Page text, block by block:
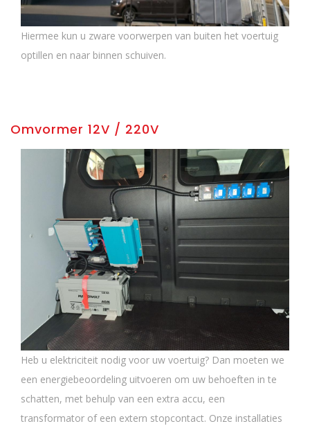
Hiermee kun u zware voorwerpen van buiten het voertuig
optillen en naar binnen schuiven.
Omvormer 12V / 220V
Heb u elektriciteit nodig voor uw voertuig? Dan moeten we
een energiebeoordeling uitvoeren om uw behoeften in te
schatten, met behulp van een extra accu, een
transformator of een extern stopcontact. Onze installaties